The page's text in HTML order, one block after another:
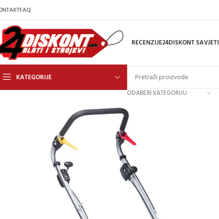
FAQ
RECENZIJE24DISKONT SAVJETI
KATEGORIJE
ODABERI KATEGORIJU